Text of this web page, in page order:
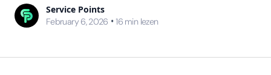
Service Points
February 6, 2026 • 16 min lezen